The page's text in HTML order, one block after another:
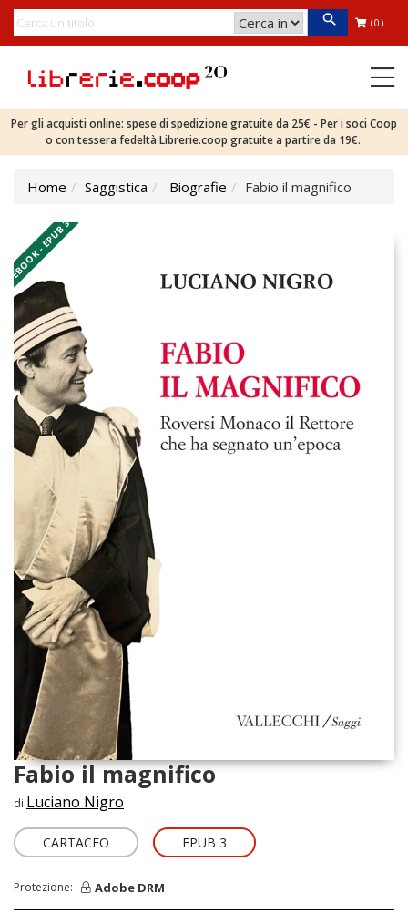
(0)
Per gli acquisti online: spese di spedizione gratuite da 25€ - Per i soci Coop
o con tessera fedeltà Librerie.coop gratuite a partire da 19€.
Home Saggistica Biografie Fabio il magnifico
EBOOK - EPUB 3
Fabio il magnifico
di Luciano Nigro
CARTACEO EPUB 3
Protezione: Adobe DRM